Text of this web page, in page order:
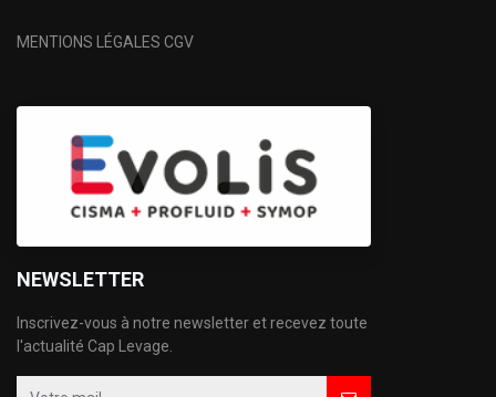
MENTIONS LÉGALES CGV
NEWSLETTER
Inscrivez-vous à notre newsletter et recevez toute
l'actualité Cap Levage.